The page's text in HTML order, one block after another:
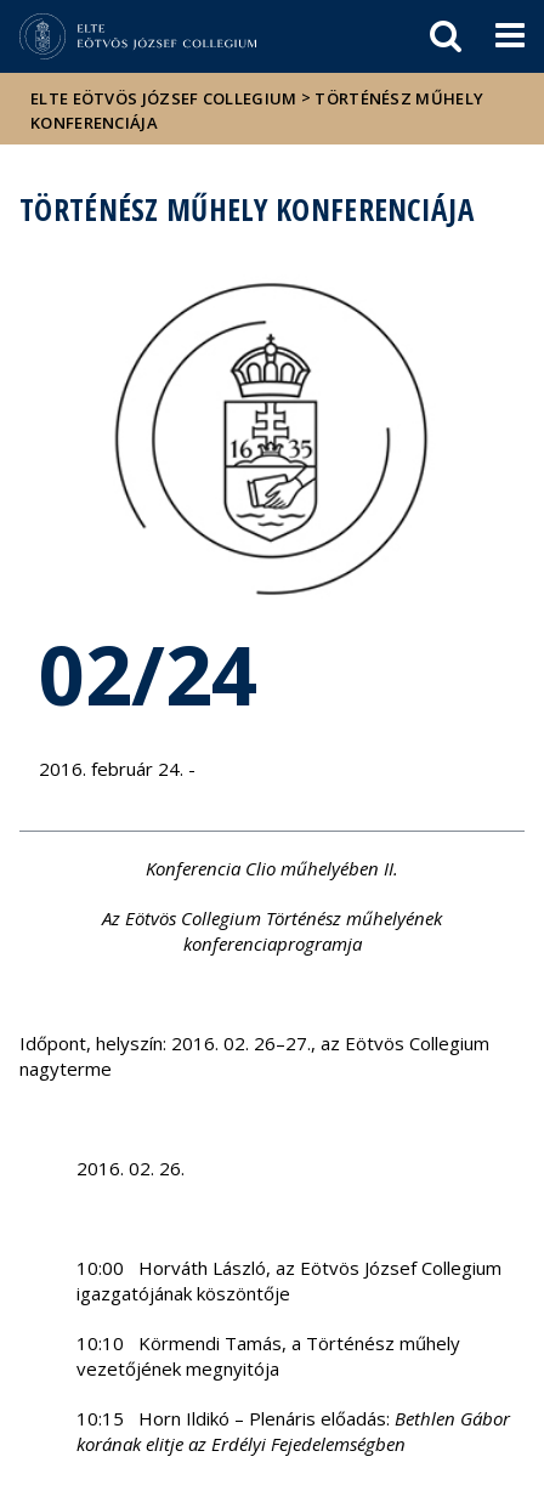
sajtóban
ELTE EÖTVÖS JÓZSEF COLLEGIUM > TÖRTÉNÉSZ MŰHELY
KONFERENCIÁJA
TÖRTÉNÉSZ MŰHELY KONFERENCIÁJA
02/24
2016. február 24. -
Konferencia Clio műhelyében II.
Az Eötvös Collegium Történész műhelyének
konferenciaprogramja
Időpont, helyszín: 2016. 02. 26–27., az Eötvös Collegium
nagyterme
2016. 02. 26.
10:00 Horváth László, az Eötvös József Collegium
igazgatójának köszöntője
10:10 Körmendi Tamás, a Történész műhely
vezetőjének megnyitója
10:15 Horn Ildikó – Plenáris előadás: Bethlen Gábor
korának elitje az Erdélyi Fejedelemségben